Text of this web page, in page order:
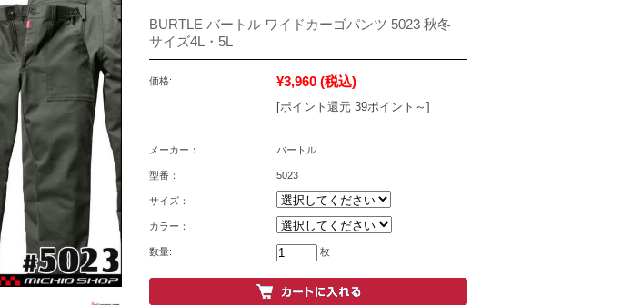
BURTLE バートル ワイドカーゴパンツ 5023 秋冬
サイズ4L・5L
価格: ¥3,960 (税込)
[ポイント還元 39ポイント～]
メーカー： バートル
型番： 5023
サイズ：
カラー：
数量: 枚